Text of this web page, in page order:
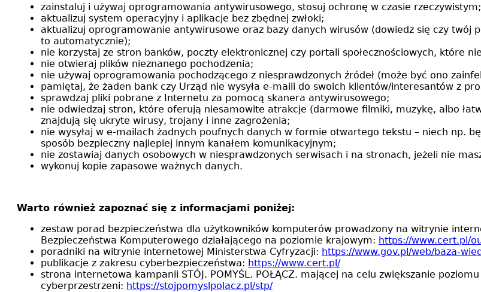
zainstaluj i używaj oprogramowania antywirusowego, stosuj ochronę w czasie rzeczywistym;
aktualizuj system operacyjny i aplikacje bez zbędnej zwłoki;
aktualizuj oprogramowanie antywirusowe oraz bazy danych wirusów (dowiedz się czy
to automatycznie);
nie korzystaj ze stron banków, poczty elektronicznej czy portali społecznościowych, które
nie otwieraj plików nieznanego pochodzenia;
nie używaj oprogramowania pochodzącego z niesprawdzonych źródeł (może być ono
pamiętaj, że żaden bank czy Urząd nie wysyła e-maili do swoich klientów/interesantów z
sprawdzaj pliki pobrane z Internetu za pomocą skanera antywirusowego;
nie odwiedzaj stron, które oferują niesamowite atrakcje (darmowe filmiki, muzykę, albo
znajdują się ukryte wirusy, trojany i inne zagrożenia;
nie wysyłaj w e-mailach żadnych poufnych danych w formie otwartego tekstu – niech np.
sposób bezpieczny najlepiej innym kanałem komunikacyjnym;
nie zostawiaj danych osobowych w niesprawdzonych serwisach i na stronach, jeżeli nie
wykonuj kopie zapasowe ważnych danych.
Warto również zapoznać się z informacjami poniżej:
zestaw porad bezpieczeństwa dla użytkowników komputerów prowadzony na witrynie
Bezpieczeństwa Komputerowego działającego na poziomie krajowym: https://www.cert.pl/
poradniki na witrynie internetowej Ministerstwa Cyfryzacji: https://www.gov.pl/web/baza-
publikacje z zakresu cyberbezpieczeństwa: https://www.cert.pl/
strona internetowa kampanii STÓJ. POMYŚL. POŁĄCZ. mającej na celu zwiększanie
cyberprzestrzeni: https://stojpomyslpolacz.pl/stp/